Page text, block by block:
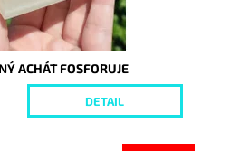
ACHÁT FOSFORUJE
DETAIL